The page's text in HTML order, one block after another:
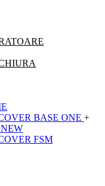
BASE ONE +
FSM